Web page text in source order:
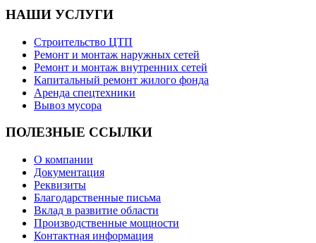
НАШИ УСЛУГИ
Строительство ЦТП
Ремонт и монтаж наружных сетей
Ремонт и монтаж внутренних сетей
Капитальный ремонт жилого фонда
Аренда спецтехники
Вывоз мусора
ПОЛЕЗНЫЕ ССЫЛКИ
О компании
Документация
Реквизиты
Благодарственные письма
Вклад в развитие области
Производственные мощности
Контактная информация